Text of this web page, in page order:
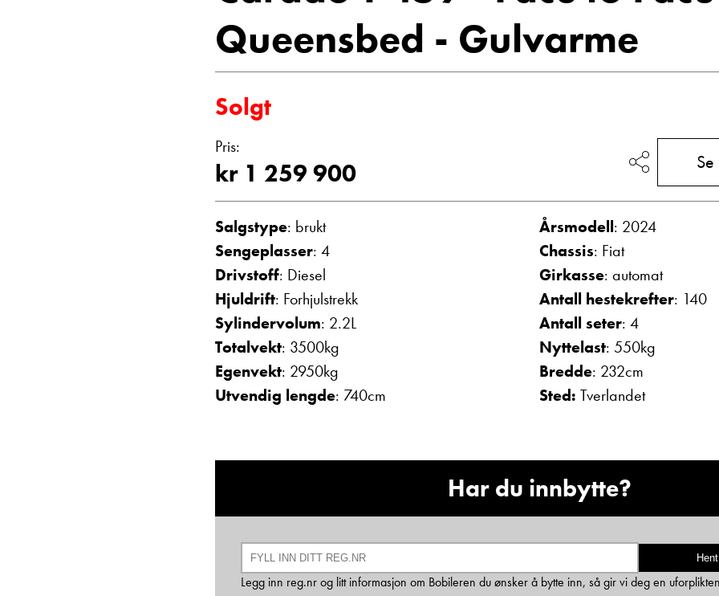
Vis epost
Lurer du på noe? Spør!
Queensbed - Gulvarme
Solgt
Pris:
kr 1 259 900
Salgstype: brukt Årsmodell: 2024
Sengeplasser: 4 Chassis: Fiat
Drivstoff: Diesel Girkasse: automat
Hjuldrift: Forhjulstrekk Antall hestekrefter: 140
Sylindervolum: 2.2L Antall seter: 4
Totalvekt: 3500kg Nyttelast: 550kg
Egenvekt: 2950kg Bredde: 232cm
Utvendig lengde: 740cm Sted: Tverlandet
Har du innbytte?
Legg inn reg.nr og litt informasjon om Bobileren du ønsker å bytte inn, så gir vi deg en